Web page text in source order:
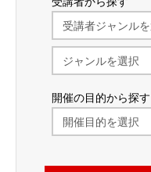
開催の目的から探す